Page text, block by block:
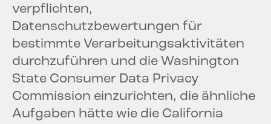
verpflichten,
Datenschutzbewertungen für
bestimmte Verarbeitungsaktivitäten
durchzuführen und die Washington
State Consumer Data Privacy
Commission einzurichten, die ähnliche
Aufgaben hätte wie die California